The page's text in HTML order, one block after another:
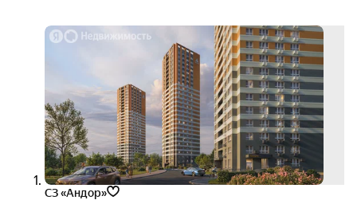
СЗ «Андор»